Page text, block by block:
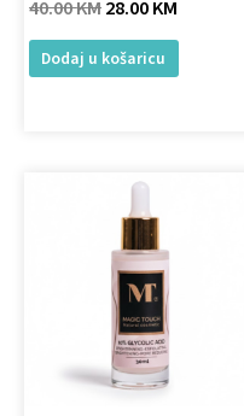
40.00KM28.00KM
Dodaj u košaricu